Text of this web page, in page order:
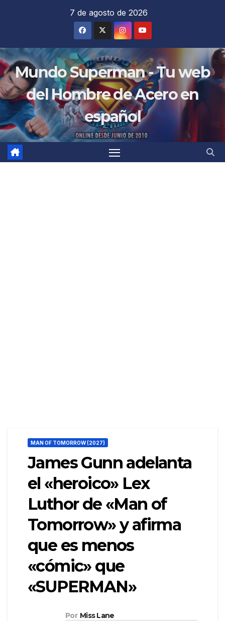
7 de agosto de 2026
Mundo Superman - Tu web
del Hombre de Acero en
español
MAN OF TOMORROW (2027)
James Gunn adelanta
el «heroico» Lex
Luthor de «Man of
Tomorrow» y afirma
que es menos
«cómic» que
«SUPERMAN»
Por Miss Lane